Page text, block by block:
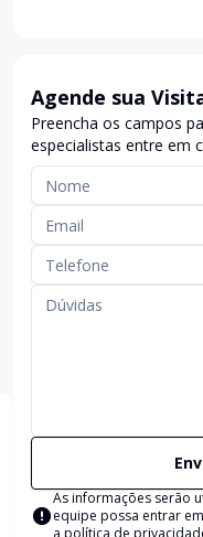
Agende sua
Preencha os campos
especialistas entre em
As informações serão
equipe possa entrar
a política de